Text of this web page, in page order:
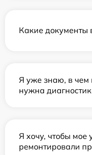
Какие документы
Я уже знаю, в чем
нужна
Я хочу, чтобы мое
ремонтировали